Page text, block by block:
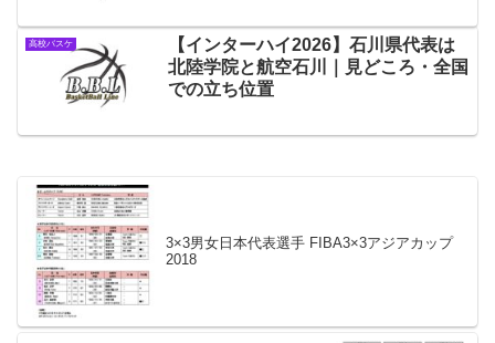
高校バスケ
【インターハイ2026】石川県代表は
北陸学院と航空石川｜見どころ・全国
での立ち位置
3×3男女日本代表選手 FIBA3×3アジアカップ
2018